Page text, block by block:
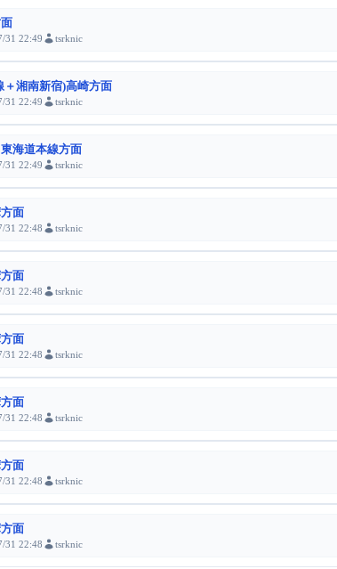
面
31 22:49 tsrknic
＋湘南新宿)高崎方面
31 22:49 tsrknic
海道本線方面
31 22:49 tsrknic
面
31 22:48 tsrknic
面
31 22:48 tsrknic
面
31 22:48 tsrknic
面
31 22:48 tsrknic
面
31 22:48 tsrknic
面
31 22:48 tsrknic